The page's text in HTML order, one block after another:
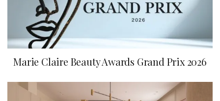
Marie Claire Beauty Awards Grand Prix 2026